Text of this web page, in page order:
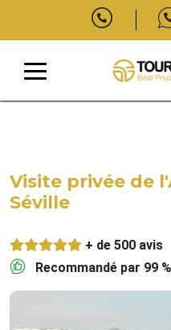
Visite privée de
Séville
+ de 500 avis
Recommandé par 99